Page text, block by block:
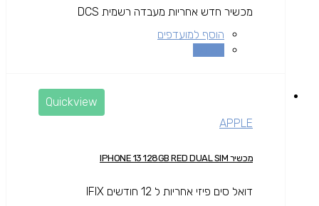
מכשיר חדש אחריות מעבדה רשמית DCS
הוסף למועדפים
Quickview
APPLE
מכשיר IPHONE 13 128GB RED DUAL SIM
דואל סים פיזי אחריות ל 12 חודשים IFIX